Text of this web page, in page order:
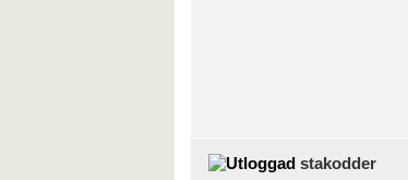
stakodder